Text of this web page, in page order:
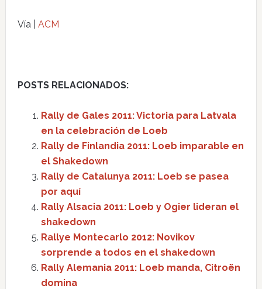
Vía | ACM
POSTS RELACIONADOS:
Rally de Gales 2011: Victoria para Latvala
en la celebración de Loeb
Rally de Finlandia 2011: Loeb imparable en
el Shakedown
Rally de Catalunya 2011: Loeb se pasea
por aquí
Rally Alsacia 2011: Loeb y Ogier lideran el
shakedown
Rallye Montecarlo 2012: Novikov
sorprende a todos en el shakedown
Rally Alemania 2011: Loeb manda, Citroën
domina